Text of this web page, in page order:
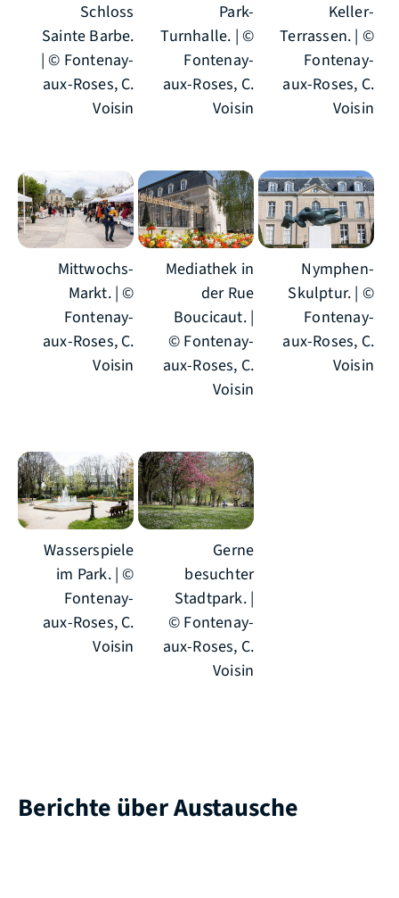
Schloss
Sainte Barbe.
| © Fontenay-
aux-Roses, C.
Voisin
Park-
Turnhalle. | ©
Fontenay-
aux-Roses, C.
Voisin
Keller-
Terrassen. | ©
Fontenay-
aux-Roses, C.
Voisin
Mittwochs-
Markt. | ©
Fontenay-
aux-Roses, C.
Voisin
Mediathek in
der Rue
Boucicaut. |
© Fontenay-
aux-Roses, C.
Voisin
Nymphen-
Skulptur. | ©
Fontenay-
aux-Roses, C.
Voisin
Wasserspiele
im Park. | ©
Fontenay-
aux-Roses, C.
Voisin
Gerne
besuchter
Stadtpark. |
© Fontenay-
aux-Roses, C.
Voisin
Berichte über Austausche